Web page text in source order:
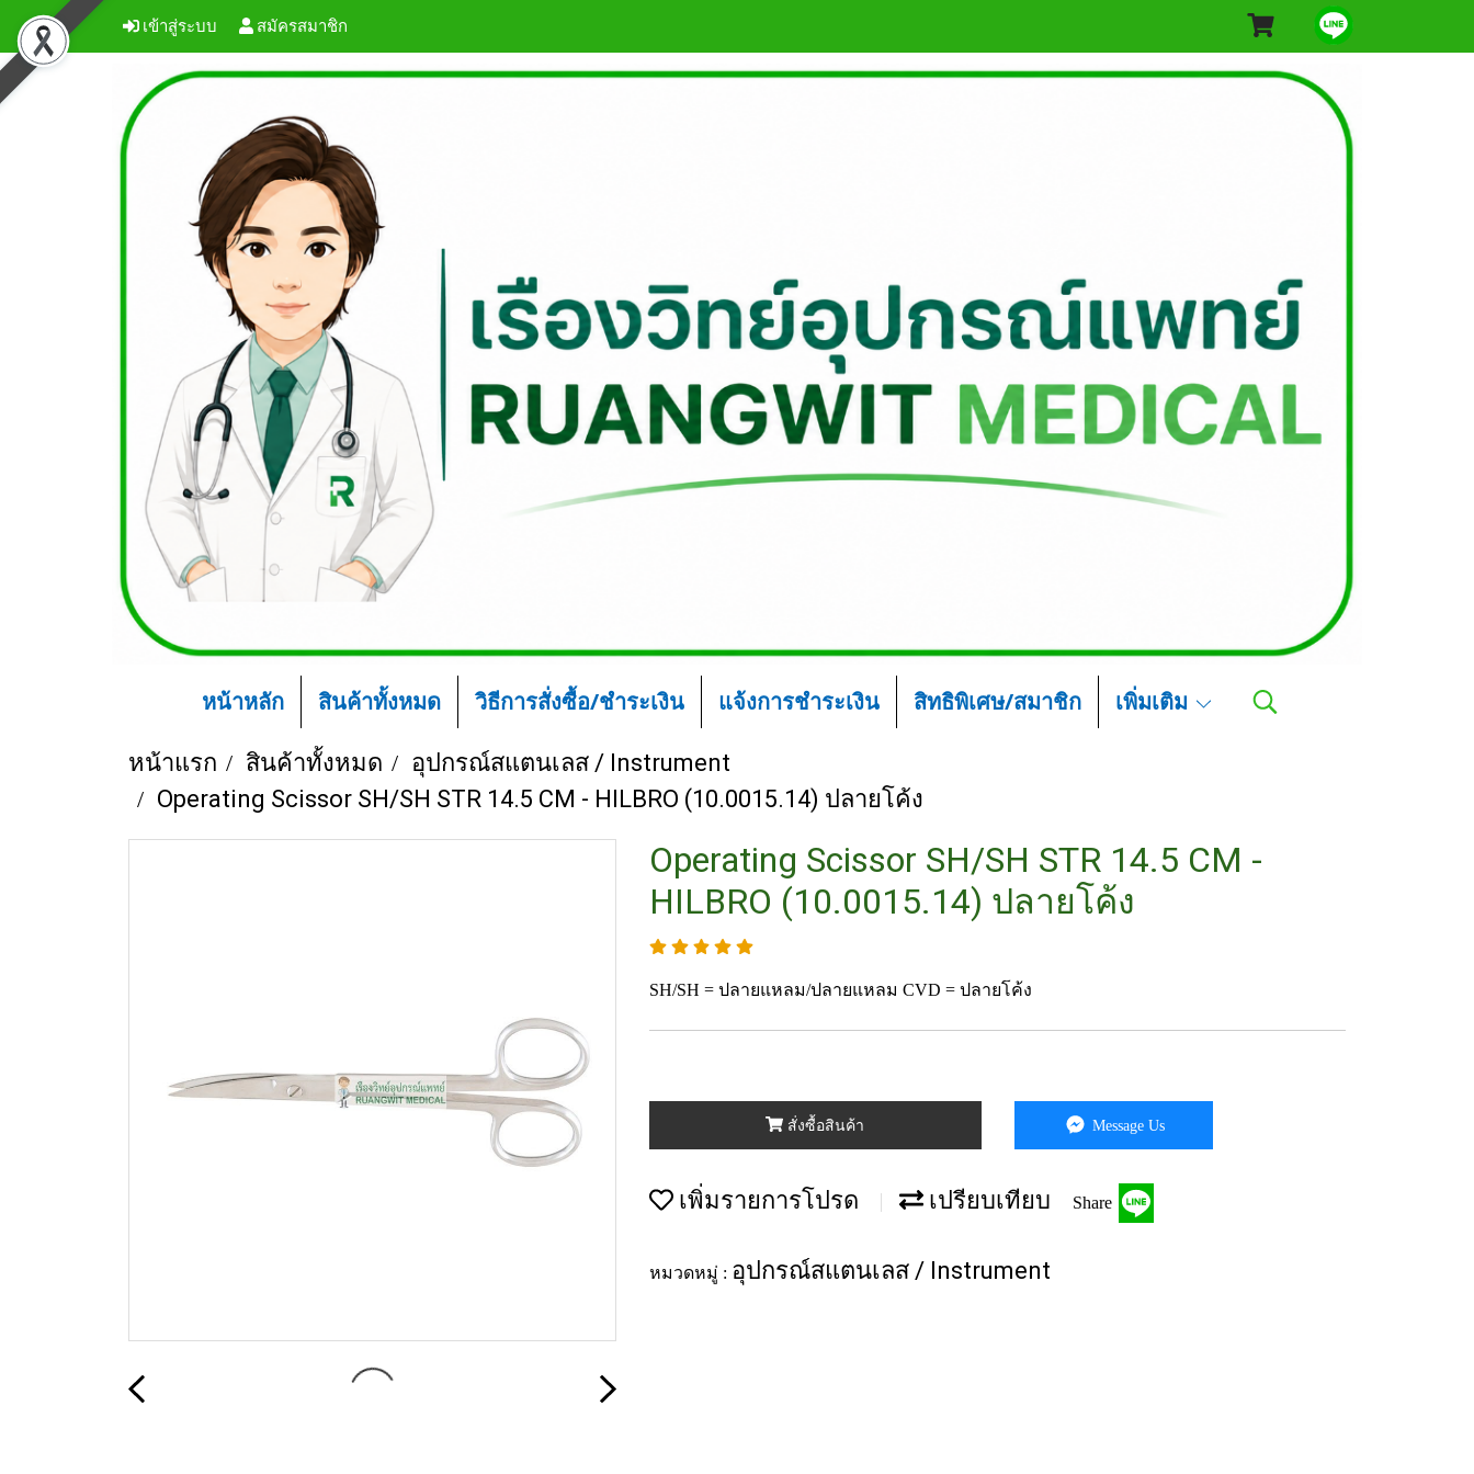
เข้าสู่ระบบ สมัครสมาชิก
หน้าหลัก สินค้าทั้งหมด วิธีการสั่งซื้อ/ชำระเงิน แจ้งการชำระเงิน สิทธิพิเศษ/สมาชิก เพิ่มเติม
หน้าแรก สินค้าทั้งหมด
อุปกรณ์สแตนเลส / Instrument
Operating Scissor SH/SH STR 14.5 CM - HILBRO (10.0015.14) ปลายโค้ง
Operating Scissor SH/SH STR 14.5 CM -
HILBRO (10.0015.14) ปลายโค้ง
SH/SH = ปลายแหลม/ปลายแหลม CVD = ปลายโค้ง
สั่งซื้อสินค้า Message Us
เพิ่มรายการโปรด เปรียบเทียบ Share
หมวดหมู่ : อุปกรณ์สแตนเลส / Instrument